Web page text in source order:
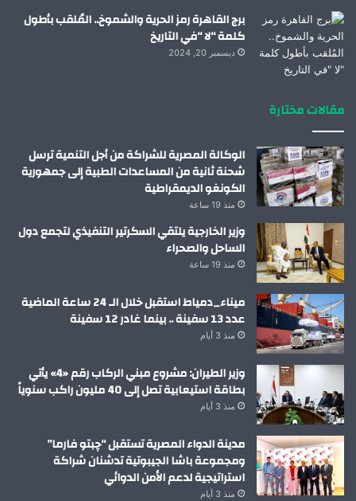
برج القاهرة رمز الحرية والشموخ.. المُلقب بأطول
كلمة “لا “في التاريخ
ديسمبر 20, 2024
مقالات مختارة
الوكالة المصرية للشراكة من أجل التنمية ترسل
شحنة ثانية من المساعدات الطبية إلى جمهورية
الكونغو الديمقراطية
منذ 19 ساعة
وزير الخارجية يلتقي السكرتير التنفيذي لتجمع دول
الساحل والصحراء
منذ 19 ساعة
ميناء_دمياط استقبل خلال الـ 24 ساعة الماضية
عدد 13 سفينة .. بينما غادر 12 سفينة
منذ 3 أيام
وزير الطيران: مشروع مبني الركاب رقم «4» يأتي
بطاقة استيعابية تصل إلى 40 مليون راكب سنوياً
منذ 3 أيام
مدينة الدواء المصرية تستقبل “چبتو فارما”
ومجموعة باشا الجيبوتية تدشنان شراكة
استراتيجية لدعم الأمن الدوائي
منذ 3 أيام